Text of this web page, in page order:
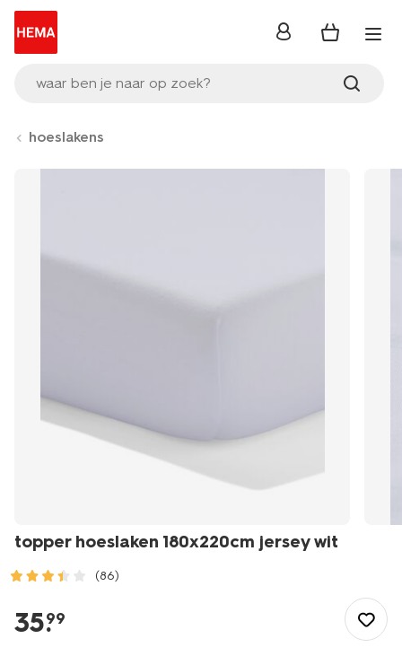
waar ben je naar op zoek?
inloggen
hoeslakens
topper hoeslaken 180x220cm jersey wit
(86)
slapen/slapen/hoeslaken/topper-
hoeslaken-
35.
99